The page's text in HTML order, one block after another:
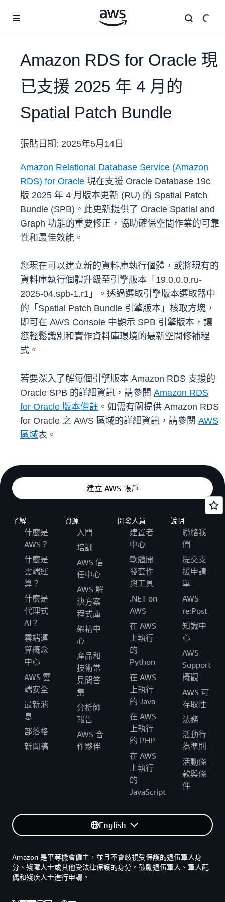
Amazon RDS for Oracle 現
已支援 2025 年 4 月的
Spatial Patch Bundle
張貼日期: 2025年5月14日
Amazon Relational Database Service (Amazon
RDS) for Oracle 現在支援 Oracle Database 19c
版 2025 年 4 月版本更新 (RU) 的 Spatial Patch
Bundle (SPB)。此更新提供了 Oracle Spatial and
Graph 功能的重要修正，協助確保空間作業的可靠
性和最佳效能。
您現在可以建立新的資料庫執行個體，或將現有的
資料庫執行個體升級至引擎版本「19.0.0.0.ru-
2025-04.spb-1.r1」。透過選取引擎版本選取器中
的「Spatial Patch Bundle 引擎版本」核取方塊，
即可在 AWS Console 中顯示 SPB 引擎版本，讓
您輕鬆識別和實作資料庫環境的最新空間修補程
式。
若要深入了解每個引擎版本 Amazon RDS 支援的
Oracle SPB 的詳細資訊，請參閱 Amazon RDS
for Oracle 版本備註 。如需有關提供 Amazon RDS
for Oracle 之 AWS 區域的詳細資訊，請參閱 AWS
區域表。
建立 AWS 帳戶
了解
什麼是
AWS？
什麼是
雲端運
算？
什麼是
代理式
AI？
雲端運
算概念
中心
AWS 雲
端安全
最新消
息
部落格
新聞稿
資源
入門
培訓
AWS 信
任中心
AWS 解
決方案
程式庫
架構中
心
產品和
技術常
見問答
集
分析師
報告
AWS 合
作夥伴
開發人員
建置者
中心
軟體開
發套件
與工具
.NET on
AWS
在 AWS
上執行
的
Python
在 AWS
上執行
的 Java
在 AWS
上執行
的 PHP
在 AWS
上執行
的
JavaScript
說明
聯絡我
們
提交支
援申請
單
AWS
re:Post
知識中
心
AWS
Support
概觀
AWS 可
存取性
法務
活動行
為準則
活動條
款與條
件
English
Amazon 是平等機會僱主，並且不會歧視受保護的退伍軍人身
分、殘障人士或其他受法律保護的身分。鼓勵退伍軍人、軍人配
偶和殘疾人士進行申請。